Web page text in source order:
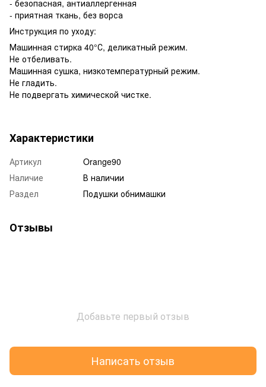
- безопасная, антиаллергенная
- приятная ткань, без ворса
Инструкция по уходу:
Машинная стирка 40°С, деликатный режим.
Не отбеливать.
Машинная сушка, низкотемпературный режим.
Не гладить.
Не подвергать химической чистке.
Характеристики
Артикул
Orange90
Наличие
В наличии
Раздел
Подушки обнимашки
Отзывы
Добавьте первый отзыв
Написать отзыв